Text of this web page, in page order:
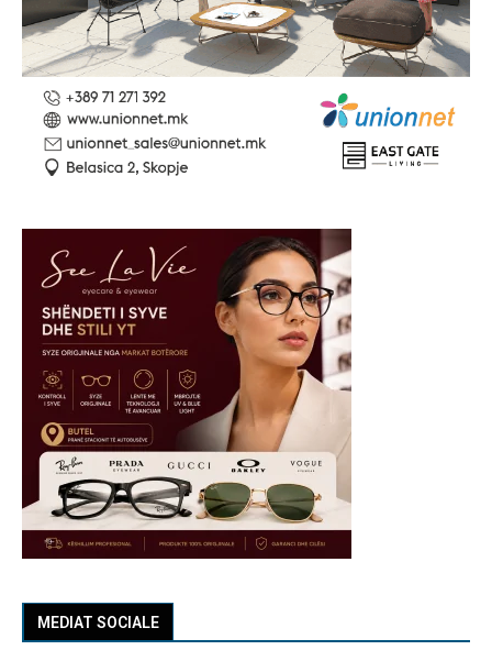
MEDIAT SOCIALE